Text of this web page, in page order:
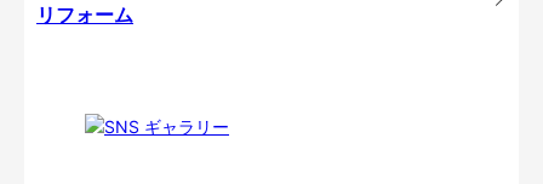
リフォーム